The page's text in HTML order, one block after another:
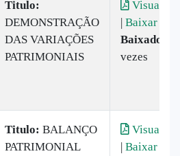
Titulo:
DEMONSTRAÇÃO
DAS VARIAÇÕES
PATRIMONIAIS
| Baixar
Baixado:
vezes
Titulo: BALANÇO
PATRIMONIAL
| Baixar